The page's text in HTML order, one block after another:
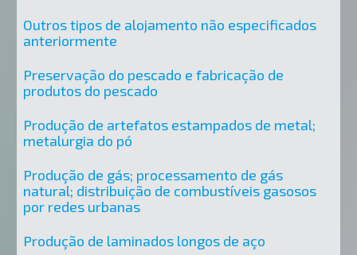
Outros tipos de alojamento não especificados
anteriormente
Preservação do pescado e fabricação de
produtos do pescado
Produção de artefatos estampados de metal;
metalurgia do pó
Produção de gás; processamento de gás
natural; distribuição de combustíveis gasosos
por redes urbanas
Produção de laminados longos de aço